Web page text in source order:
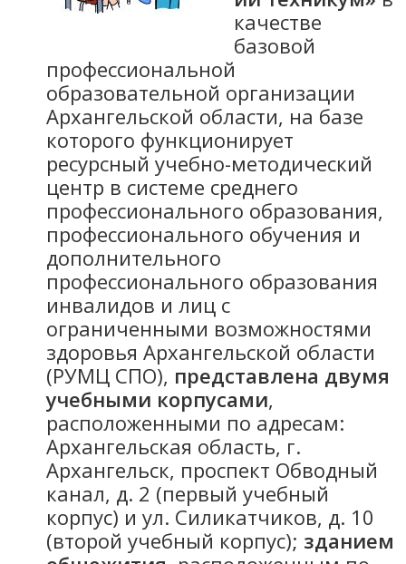
качестве
базовой
профессиональной
образовательной организации
Архангельской области, на базе
которого функционирует
ресурсный учебно-методический
центр в системе среднего
профессионального образования,
профессионального обучения и
дополнительного
профессионального образования
инвалидов и лиц с
ограниченными возможностями
здоровья Архангельской области
(РУМЦ СПО), представлена двумя
учебными корпусами,
расположенными по адресам:
Архангельская область, г.
Архангельск, проспект Обводный
канал, д. 2 (первый учебный
корпус) и ул. Силикатчиков, д. 10
(второй учебный корпус); зданием